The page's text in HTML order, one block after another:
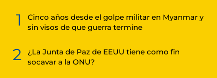
1
Cinco años desde el golpe militar en Myanmar y
sin visos de que guerra termine
2
¿La Junta de Paz de EEUU tiene como fin
socavar a la ONU?